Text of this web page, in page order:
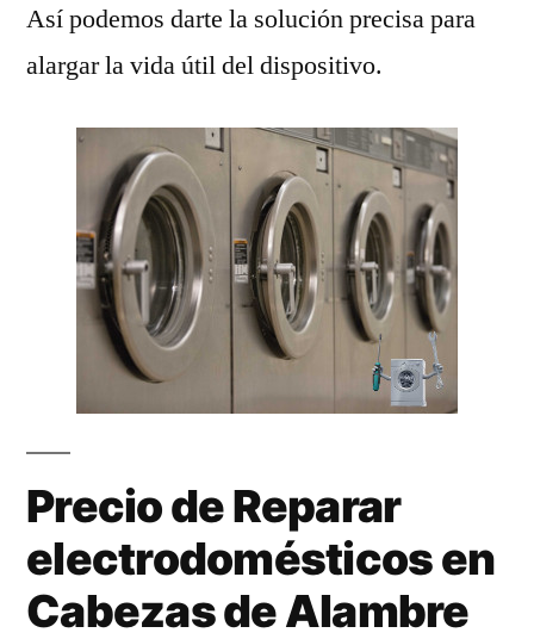
Así podemos darte la solución precisa para
alargar la vida útil del dispositivo.
Precio de Reparar
electrodomésticos en
Cabezas de Alambre